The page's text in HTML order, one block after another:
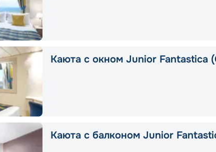
Каюта с окном Junior Fantastica
Каюта с балконом Junior